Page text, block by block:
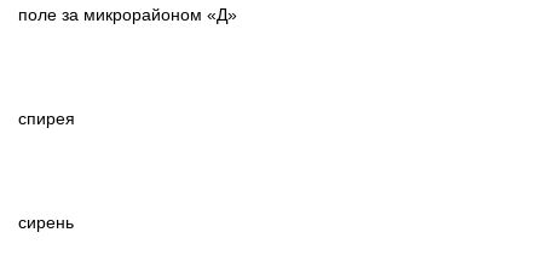
поле за микрорайоном «Д»
спирея
сирень